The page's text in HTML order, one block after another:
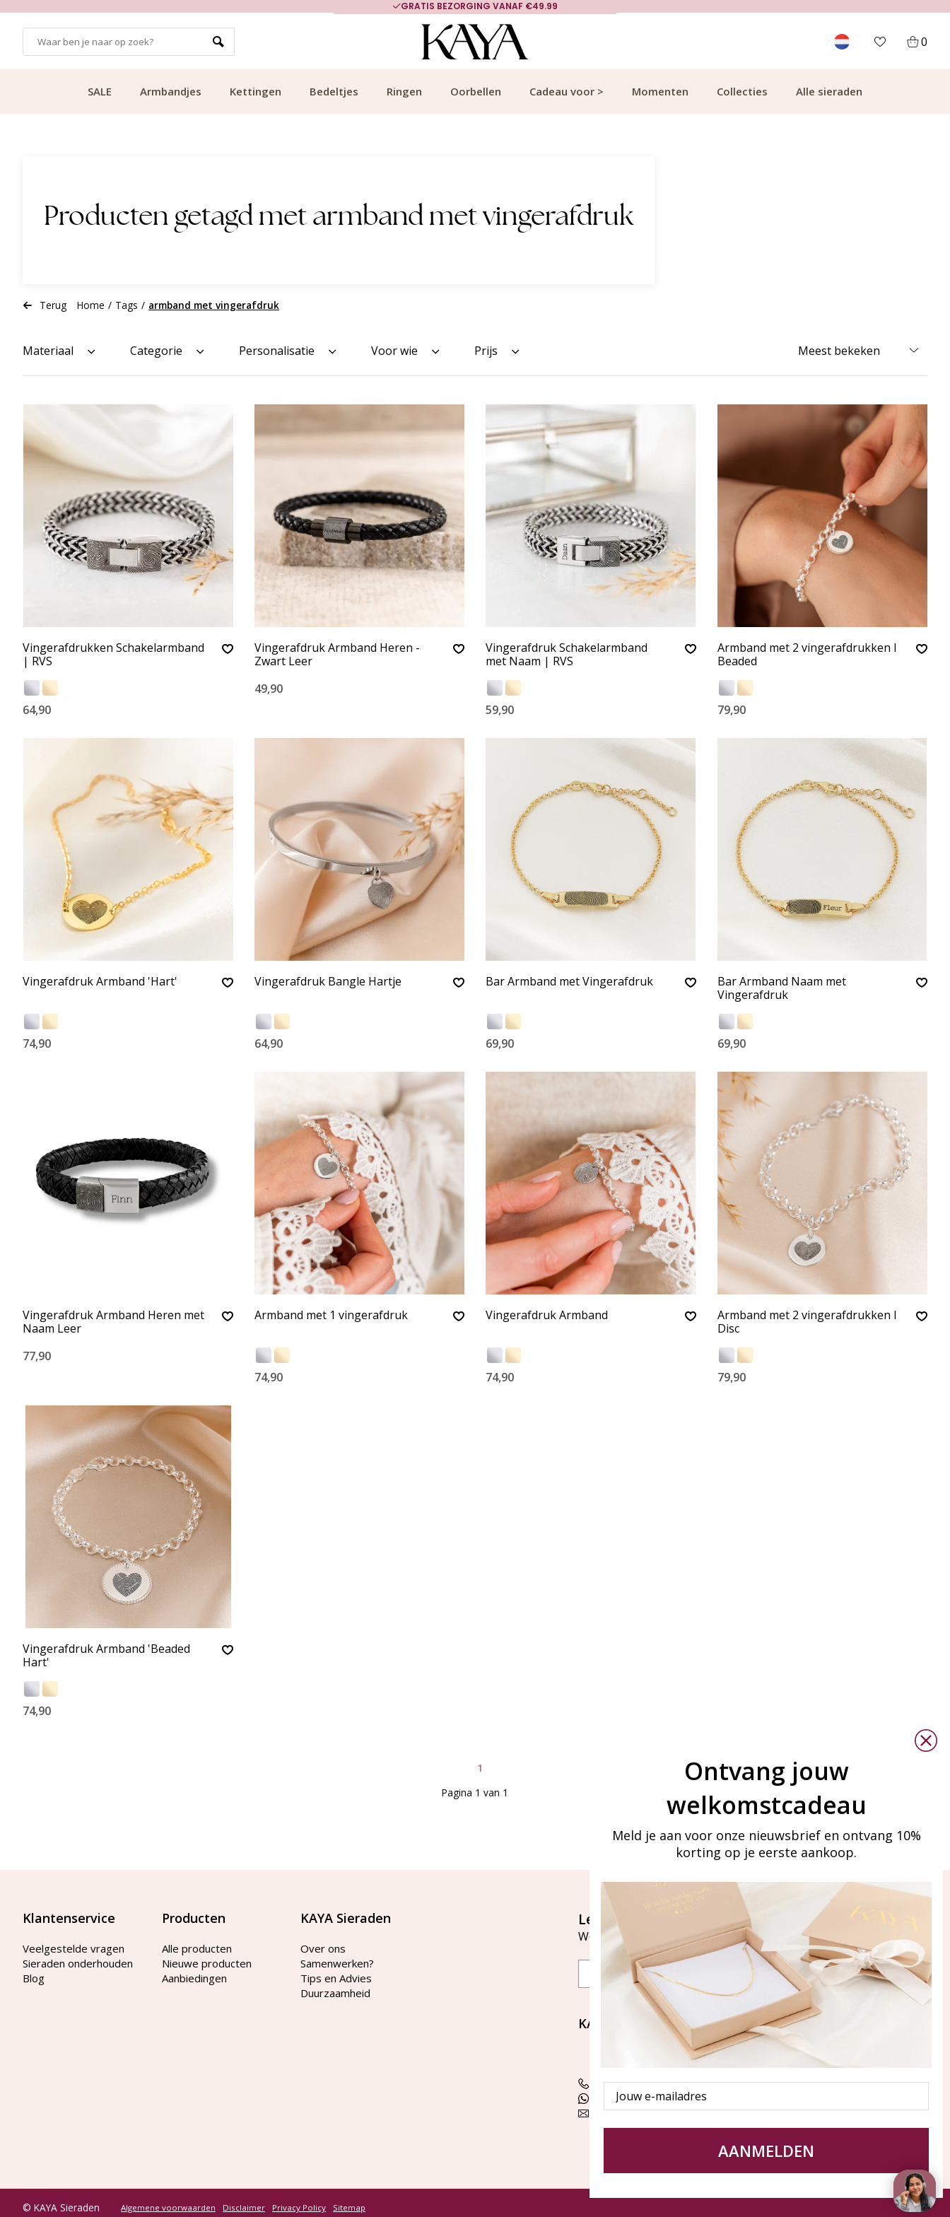
GRATIS BEZORGING VANAF €49.99
0
SALE Armbandjes Kettingen Bedeltjes Ringen Oorbellen Cadeau voor > Momenten Collecties Alle sieraden
Producten getagd met armband met vingerafdruk
Terug Home / Tags / armband met vingerafdruk
Materiaal Categorie Personalisatie Voor wie Prijs
Vingerafdrukken Schakelarmband
| RVS
64,90
Vingerafdruk Armband Heren -
Zwart Leer
49,90
Vingerafdruk Schakelarmband
met Naam | RVS
59,90
Armband met 2 vingerafdrukken I
Beaded
79,90
Vingerafdruk Armband 'Hart'
74,90
Vingerafdruk Bangle Hartje
64,90
Bar Armband met Vingerafdruk
69,90
Bar Armband Naam met
Vingerafdruk
69,90
Vingerafdruk Armband Heren met
Naam Leer
77,90
Armband met 1 vingerafdruk
74,90
Vingerafdruk Armband
74,90
Armband met 2 vingerafdrukken I
Disc
79,90
Vingerafdruk Armband 'Beaded
Hart'
74,90
1
Pagina 1 van 1
Klantenservice
Veelgestelde vragen
Sieraden onderhouden
Blog
Producten
Alle producten
Nieuwe producten
Aanbiedingen
KAYA Sieraden
Over ons
Samenwerken?
Tips en Advies
Duurzaamheid
Let's stay in touch
Word lid van onze mailinglijst
KAYA Sieraden
Bellen of WhatsApp Ma-Vr
tussen 09:00-17:00
Tel: 085 000 31 87
WhatsApp: 085 000 31 87
klantenservice@kayasieraden.nl
© KAYA Sieraden Algemene voorwaarden Disclaimer Privacy Policy Sitemap
Ontvang jouw
welkomstcadeau
Meld je aan voor onze nieuwsbrief en ontvang 10%
korting op je eerste aankoop.
Email
AANMELDEN